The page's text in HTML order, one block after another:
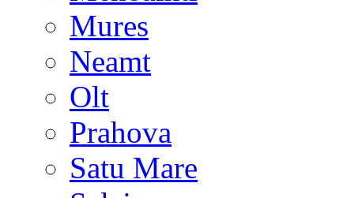
Mures
Neamt
Olt
Prahova
Satu Mare